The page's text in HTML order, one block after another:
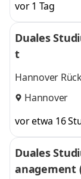
vor 1 Tag
Duales
t
Hannover
Hannover
vor etwa 16
Duales
anagement